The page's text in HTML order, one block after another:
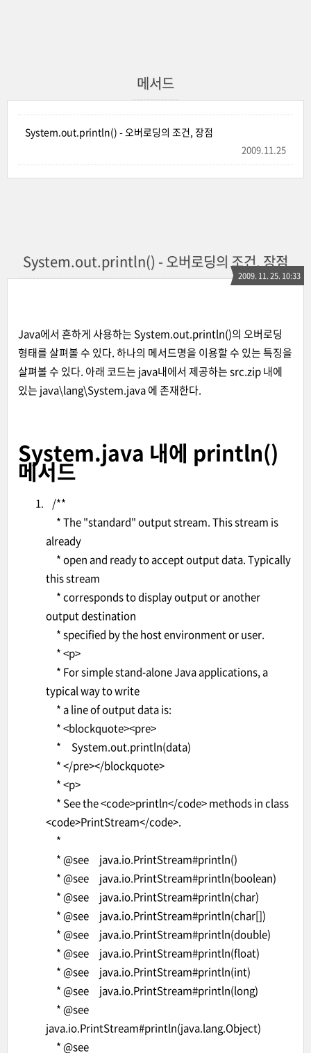
메서드
System.out.println() - 오버로딩의 조건, 장점
2009.11.25
System.out.println() - 오버로딩의 조건, 장점
2009. 11. 25. 10:33
Java에서 흔하게 사용하는 System.out.println()의 오버로딩
형태를 살펴볼 수 있다. 하나의 메서드명을 이용할 수 있는 특징을
살펴볼 수 있다. 아래 코드는 java내에서 제공하는 src.zip 내에
있는 java\lang\System.java 에 존재한다.
System.java 내에 println()
메서드
/**
* The "standard" output stream. This stream is
already
* open and ready to accept output data. Typically
this stream
* corresponds to display output or another
output destination
* specified by the host environment or user.
* <p>
* For simple stand-alone Java applications, a
typical way to write
* a line of output data is:
* <blockquote><pre>
* System.out.println(data)
* </pre></blockquote>
* <p>
* See the <code>println</code> methods in class
<code>PrintStream</code>.
*
* @see java.io.PrintStream#println()
* @see java.io.PrintStream#println(boolean)
* @see java.io.PrintStream#println(char)
* @see java.io.PrintStream#println(char[])
* @see java.io.PrintStream#println(double)
* @see java.io.PrintStream#println(float)
* @see java.io.PrintStream#println(int)
* @see java.io.PrintStream#println(long)
* @see
java.io.PrintStream#println(java.lang.Object)
* @see